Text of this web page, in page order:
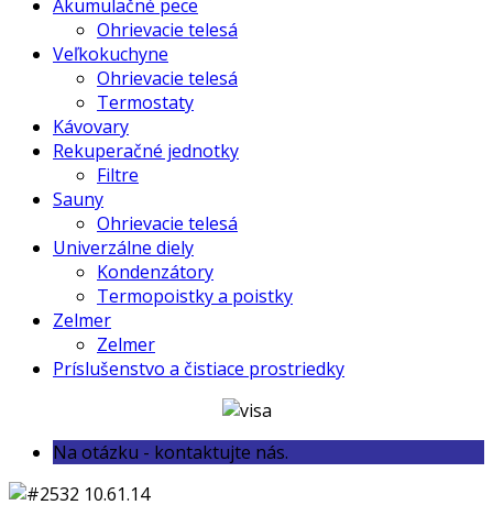
Akumulačné pece
Ohrievacie telesá
Veľkokuchyne
Ohrievacie telesá
Termostaty
Kávovary
Rekuperačné jednotky
Filtre
Sauny
Ohrievacie telesá
Univerzálne diely
Kondenzátory
Termopoistky a poistky
Zelmer
Zelmer
Príslušenstvo a čistiace prostriedky
Na otázku - kontaktujte nás.